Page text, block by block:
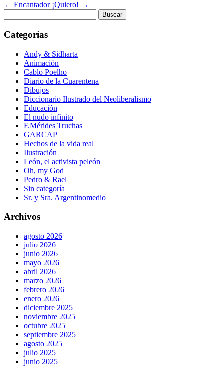
← Encantador ¡Quiero! →
Categorías
Andy & Sidharta
Animación
Cablo Poelho
Diario de la Cuarentena
Dibujos
Diccionario Ilustrado del Neoliberalismo
Educación
El nudo infinito
F.Mérides Truchas
GARCAP
Hechos de la vida real
Ilustración
León, el activista peleón
Oh, my God
Pedro & Rael
Sin categoría
Sr. y Sra. Argentinomedio
Archivos
agosto 2026
julio 2026
junio 2026
mayo 2026
abril 2026
marzo 2026
febrero 2026
enero 2026
diciembre 2025
noviembre 2025
octubre 2025
septiembre 2025
agosto 2025
julio 2025
junio 2025